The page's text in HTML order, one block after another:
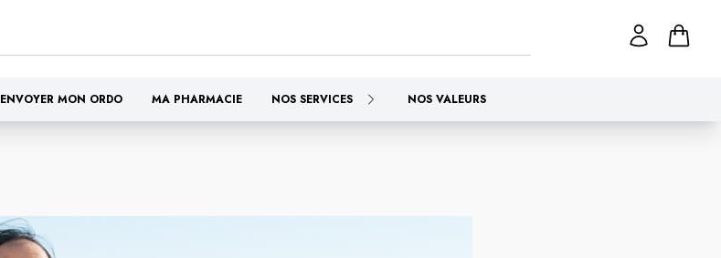
ENVOYER MON ORDO MA PHARMACIE NOS SERVICES NOS VALEURS